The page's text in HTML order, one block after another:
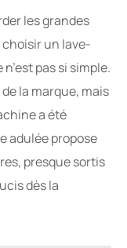
les grandes
un lave-
pas si simple.
la marque, mais
a été
adulée propose
presque sortis
dès la